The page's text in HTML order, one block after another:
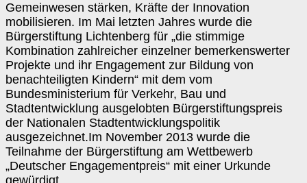
Gemeinwesen stärken, Kräfte der Innovation
mobilisieren. Im Mai letzten Jahres wurde die
Bürgerstiftung Lichtenberg für „die stimmige
Kombination zahlreicher einzelner bemerkenswerter
Projekte und ihr Engagement zur Bildung von
benachteiligten Kindern“ mit dem vom
Bundesministerium für Verkehr, Bau und
Stadtentwicklung ausgelobten Bürgerstiftungspreis
der Nationalen Stadtentwicklungspolitik
ausgezeichnet.Im November 2013 wurde die
Teilnahme der Bürgerstiftung am Wettbewerb
„Deutscher Engagementpreis“ mit einer Urkunde
gewürdigt.